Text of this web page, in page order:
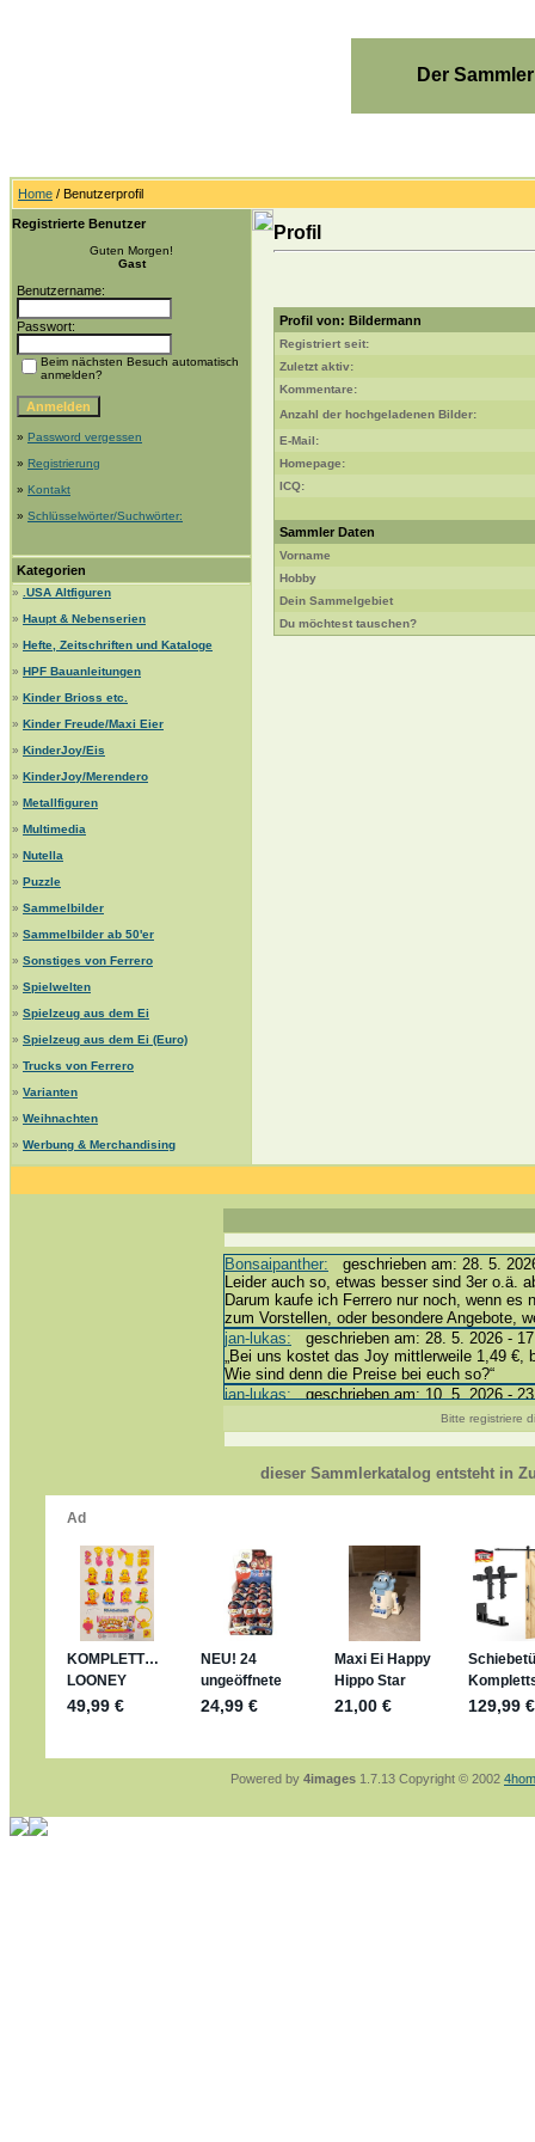
Der
Home / Benutzerprofil
Registrierte Benutzer
Guten Morgen!
Gast
Benutzername:
Passwort:
Beim nächsten Besuch automatisch
anmelden?
» Password vergessen
» Registrierung
» Kontakt
» Schlüsselwörter/Suchwörter:
Kategorien
»
.USA Altfiguren
» Haupt & Nebenserien
» Hefte, Zeitschriften und Kataloge
» HPF Bauanleitungen
» Kinder Brioss etc.
» Kinder Freude/Maxi Eier
» KinderJoy/Eis
» KinderJoy/Merendero
» Metallfiguren
» Multimedia
» Nutella
» Puzzle
» Sammelbilder
» Sammelbilder ab 50'er
» Sonstiges von Ferrero
» Spielwelten
» Spielzeug aus dem Ei
» Spielzeug aus dem Ei (Euro)
» Trucks von Ferrero
» Varianten
» Weihnachten
» Werbung & Merchandising
Profil
Profil von: Bildermann
Registriert seit:
Zuletzt aktiv:
Kommentare:
Anzahl der hochgeladenen Bilder:
E-Mail:
Homepage:
ICQ:
Sammler Daten
Vorname
Hobby
Dein Sammelgebiet
Du möchtest tauschen?
Bonsaipanther: geschrieben am: 28. 5.
Leider auch so, etwas besser sind 3er o.ä.
Darum kaufe ich Ferrero nur noch, wenn es
zum Vorstellen, oder besondere Angebote,
jan-lukas: geschrieben am: 28. 5. 2026 -
„Bei uns kostet das Joy mittlerweile 1,49 €,
Wie sind denn die Preise bei euch so?“
jan-lukas:geschrieben am: 10. 5. 2026 -
Bonsaipanther:geschrieben am: 10. 5.
@ Harald
https://www.ue-ei-portal-
Dein Enkel sollte zur Strafe die nächsten 3
Für die Figuren VC307, 310, 318 und 326
mein Enkel hat die leider weggeworfen
jan-lukas:
geschrieben am: 29. 4. 2026 -
https://www.ferrero-
sammelspass.de/einladung/
jan-lukas:
geschrieben am: 28. 4. 2026 -
stimmt, jetzt fällt es mir auch ein
*Bussi*
geschrieben am: 28. 4.
So habe ich das in Erinnerung ... oder?
jan-lukas:geschrieben am: 28. 4. 2026 -
Bitte registriere
dieser Sammlerkatalog entsteht in
Powered by 4images 1.7.13 Copyright © 2002